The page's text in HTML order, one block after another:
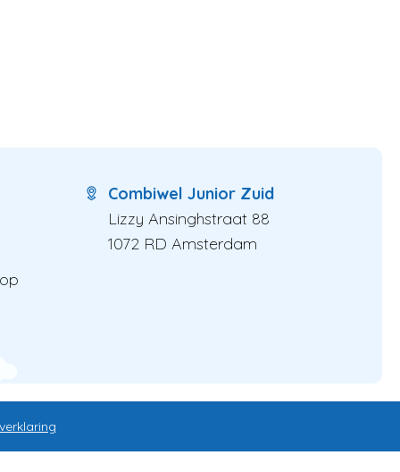
Combiwel Junior Zuid
Lizzy Ansinghstraat 88
1072 RD Amsterdam